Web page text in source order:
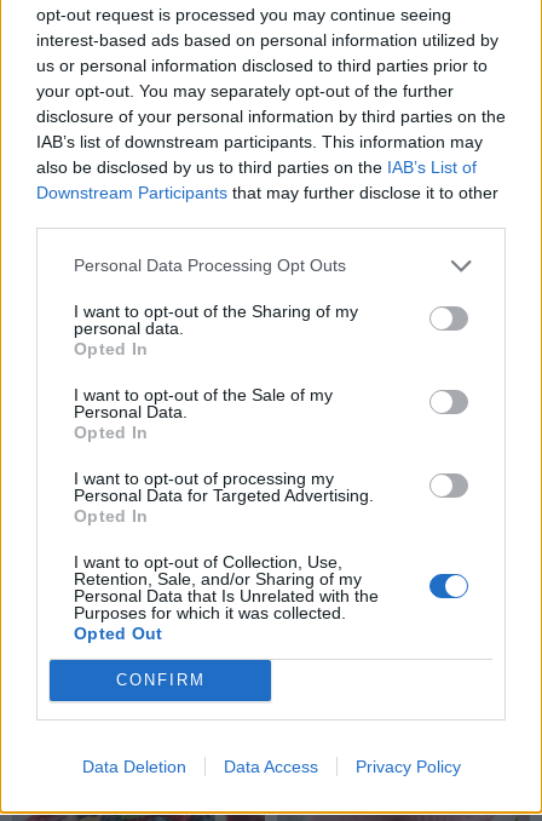
opt-out request is processed you may continue seeing
interest-based ads based on personal information utilized by
us or personal information disclosed to third parties prior to
your opt-out. You may separately opt-out of the further
disclosure of your personal information by third parties on the
IAB’s list of downstream participants. This information may
also be disclosed by us to third parties on the IAB’s List of
Downstream Participants that may further disclose it to other
Personal Data Processing Opt Outs
I want to opt-out of the Sharing of my
personal data.
Opted In
I want to opt-out of the Sale of my
Personal Data.
Opted In
I want to opt-out of processing my
Personal Data for Targeted Advertising.
Opted In
I want to opt-out of Collection, Use,
Retention, Sale, and/or Sharing of my
Personal Data that Is Unrelated with the
Purposes for which it was collected.
Opted Out
CONFIRM
Data Deletion Data Access Privacy Policy
Pasaulis
Netoli Omano krantų
bręsta ekologinė
katastrofa – iš tanklaivio
Pasaulis
Po visą naktį trukusių
paieškų Italijos šiukšlyne
rastas milijoną laimėjęs
NAUJI